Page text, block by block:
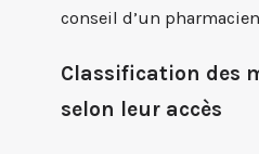
conseil d’un
Classification des
selon leur accès